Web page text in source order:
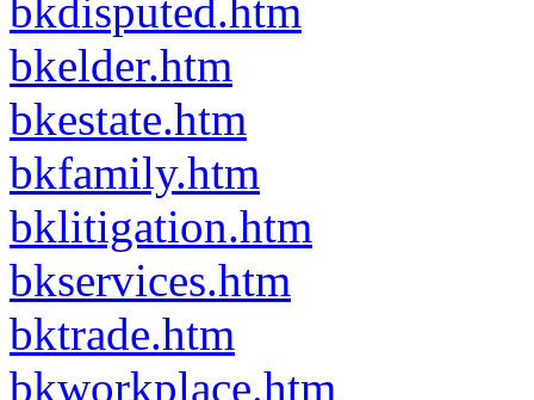
bkdisputed.htm
bkelder.htm
bkestate.htm
bkfamily.htm
bklitigation.htm
bkservices.htm
bktrade.htm
bkworkplace.htm